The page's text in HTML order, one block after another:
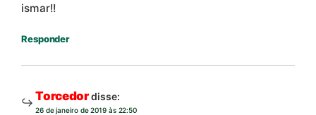
ismar!!
Responder
Torcedordisse:
26 de janeiro de 2019 às 22:50